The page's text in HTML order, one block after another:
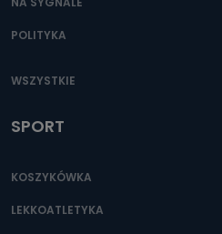
POLITYKA
WSZYSTKIE
SPORT
KOSZYKÓWKA
LEKKOATLETYKA